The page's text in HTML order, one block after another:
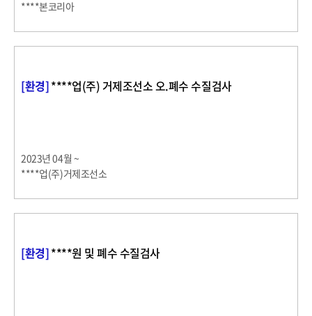
****본코리아
[환경]****업(주) 거제조선소 오.폐수 수질검사
2023년 04월 ~
****업(주)거제조선소
[환경]****원 및 폐수 수질검사